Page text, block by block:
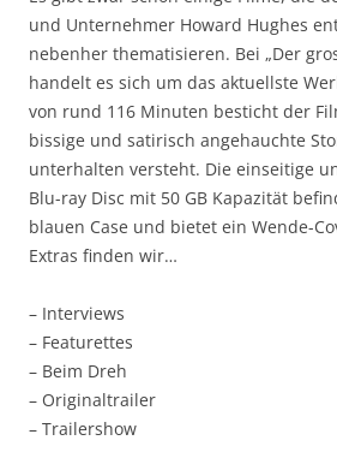
und Unternehmer Howard Hughes
nebenher thematisieren. Bei „Der
handelt es sich um das aktuellste
von rund 116 Minuten besticht der
bissige und satirisch angehauchte
unterhalten versteht. Die einseitige
Blu-ray Disc mit 50 GB Kapazität
blauen Case und bietet ein Wende-
Extras finden wir…
– Interviews
– Featurettes
– Beim Dreh
– Originaltrailer
– Trailershow